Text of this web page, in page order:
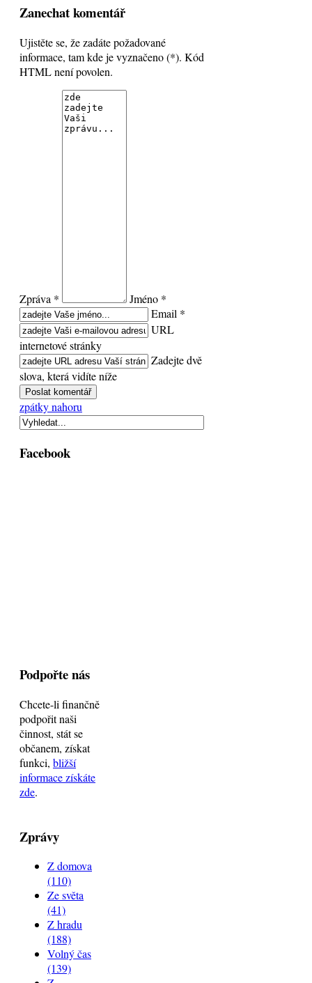
Zanechat komentář
Ujistěte se, že zadáte požadované
informace, tam kde je vyznačeno (*). Kód
HTML není povolen.
Zpráva *
Jméno *
Email *
URL
internetové stránky
Zadejte dvě
slova, která vidíte níže
zpátky nahoru
Facebook
Podpořte nás
Chcete-li finančně
podpořit naši
činnost, stát se
občanem, získat
funkci, bližší
informace získáte
zde.
Zprávy
Z domova
(110)
Ze světa
(41)
Z hradu
(188)
Volný čas
(139)